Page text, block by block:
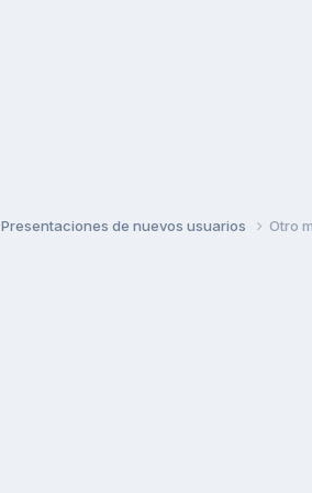
Presentaciones de nuevos usuarios Otro